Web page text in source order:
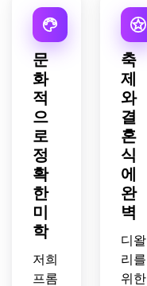
문
화
적
으
로
정
확
한
미
학
저희
프롬
축
제
와
결
혼
식
에
완
벽
디왈
리를
위한